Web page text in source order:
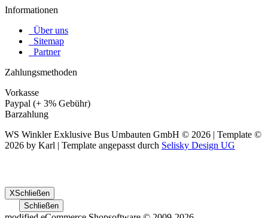
Informationen
Über uns
Sitemap
Partner
Zahlungsmethoden
Vorkasse
Paypal (+ 3% Gebühr)
Barzahlung
WS Winkler Exklusive Bus Umbauten GmbH © 2026 | Template ©
2026 by Karl | Template angepasst durch Selisky Design UG
XSchließen
Schließen